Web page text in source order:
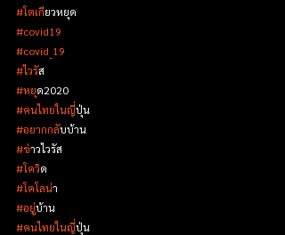
#โตเกียวหยุด
#covid19
#covid_19
#ไวรัส
#หยุด2020
#คนไทยในญี่ปุ่น
#อยากกลับบ้าน
#ข่าวไวรัส
#โควิด
#โคโลน่า
#อยู่บ้าน
#คนไทยในญี่ปุ่น